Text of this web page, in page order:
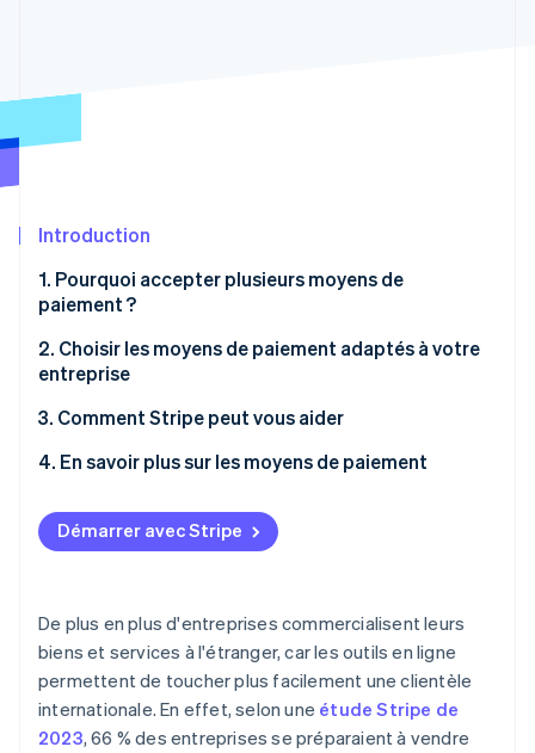
Identity
Vérification de l'identité
Stripe Sessions 2026
Découvrez comment Stripe construit l’infrastructure
Regarder la vidéo
Introduction
1. Pourquoi accepter plusieurs moyens de
paiement ?
2. Choisir les moyens de paiement adaptés à votre
entreprise
2.1. E-commerce et places de marché
2.2. Services à la demande
2.3. Entreprises SaaS et d’abonnement
2.4. Services aux entreprises
3. Comment Stripe peut vous aider
4. En savoir plus sur les moyens de paiement
Démarrer avec Stripe
De plus en plus d'entreprises commercialisent leurs
biens et services à l'étranger, car les outils en ligne
permettent de toucher plus facilement une clientèle
internationale. En effet, selon une étude Stripe de
2023, 66 % des entreprises se préparaient à vendre